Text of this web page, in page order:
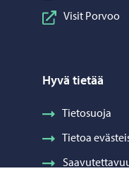
Visit Porvoo
Hyvä tietää
Tietosuoja
Tietoa